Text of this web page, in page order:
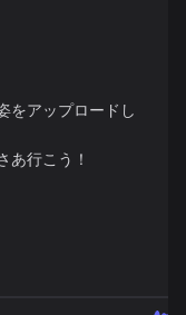
をアップロードし
あ行こう！